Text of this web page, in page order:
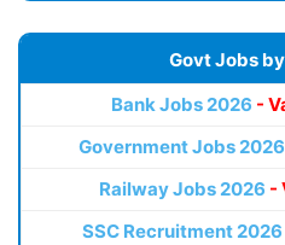
Govt Jobs
Bank Jobs 2026 -
Government Jobs 2026
Railway Jobs 2026 -
SSC Recruitment 2026